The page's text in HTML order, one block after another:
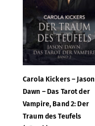
Carola Kickers – Jason
Dawn – Das Tarot der
Vampire, Band 2: Der
Traum des Teufels